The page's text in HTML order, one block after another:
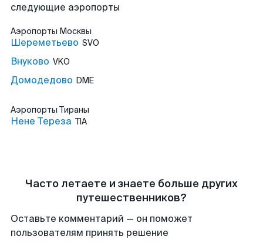
следующие аэропорты
Аэропорты Москвы
Шереметьево SVO
Внуково VKO
Домодедово DME
Аэропорты Тираны
Нене Тереза TIA
Часто летаете и знаете больше других
путешественников?
Оставьте комментарий — он поможет
пользователям принять решение